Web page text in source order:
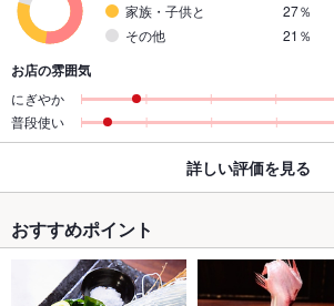
家族・子供と
27％
その他
21％
お店の雰囲気
にぎやか
普段使い
詳しい評価を見る
おすすめポイント